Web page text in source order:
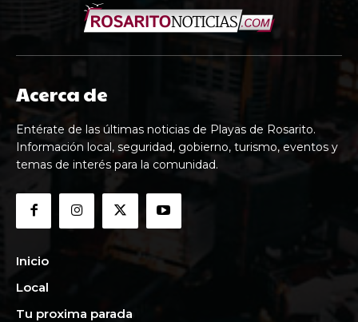
Acerca de
Entérate de las últimas noticias de Playas de Rosarito.
Información local, seguridad, gobierno, turismo, eventos y
temas de interés para la comunidad.
Inicio
Local
Tu proxima parada